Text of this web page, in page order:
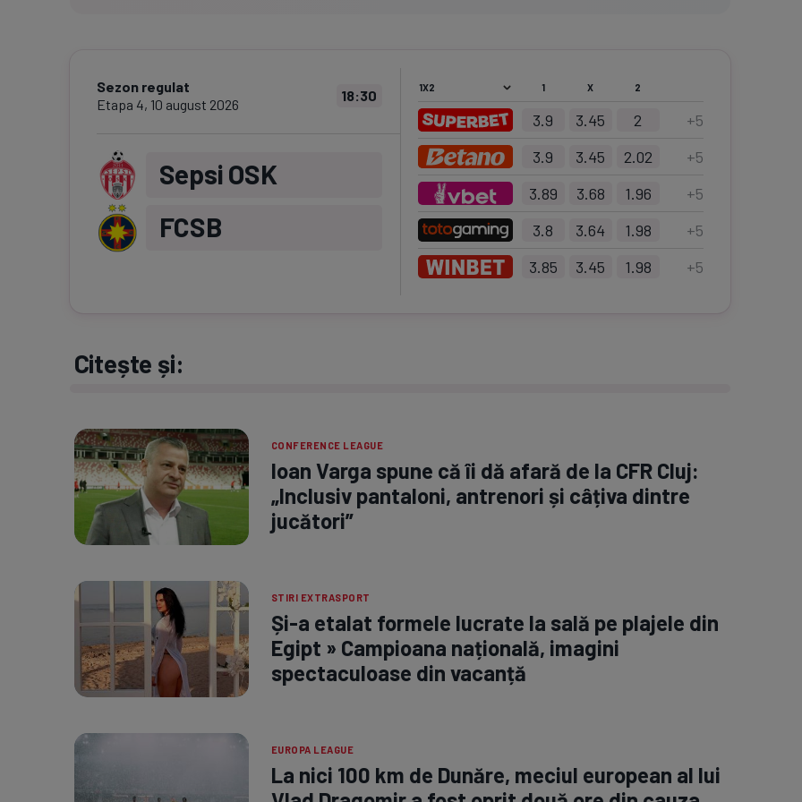
Sezon regulat
Etapa 4, 10 august 2026
18:30
Sepsi OSK
FCSB
1 X 2
3.9 3.45 2 +5
3.9
3.45 2.02 +5
3.89
3.68 1.96 +5
3.8
3.64 1.98 +5
3.85
3.45 1.98 +5
Citește și:
CONFERENCE LEAGUE
Ioan Varga spune că îi dă afară de la CFR Cluj:
„Inclusiv pantaloni, antrenori și câțiva dintre
jucători”
STIRI EXTRASPORT
Și-a etalat formele lucrate la sală pe plajele din
Egipt » Campioana națională, imagini
spectaculoase din vacanță
EUROPA LEAGUE
La nici 100 km de Dunăre, meciul european al lui